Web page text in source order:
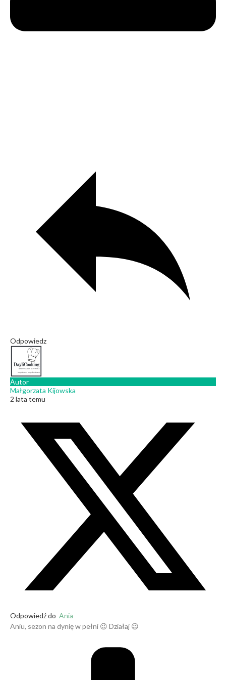
Odpowiedz
Autor
Małgorzata Kijowska
2 lata temu
Odpowiedź do Ania
Aniu, sezon na dynię w pełni 😉 Działaj 😉